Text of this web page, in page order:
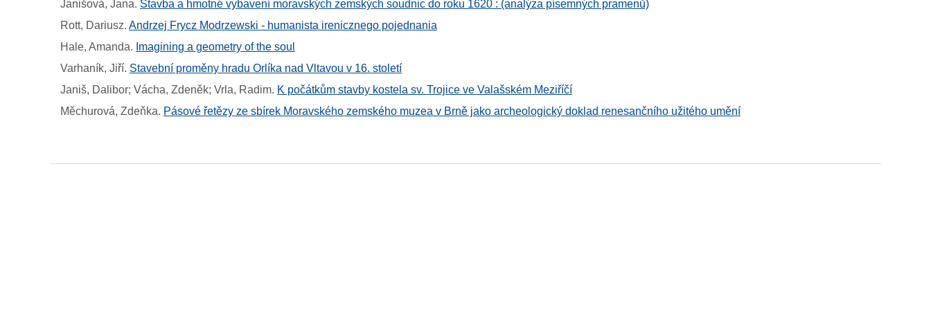
Janišová, Jana. Stavba a hmotné vybavení moravských zemských soudnic do roku 1620 : (analýza písemných pramenů)
Rott, Dariusz. Andrzej Frycz Modrzewski - humanista irenicznego pojednania
Hale, Amanda. Imagining a geometry of the soul
Varhaník, Jiří. Stavební proměny hradu Orlíka nad Vltavou v 16. století
Janiš, Dalibor; Vácha, Zdeněk; Vrla, Radim. K počátkům stavby kostela sv. Trojice ve Valašském Meziříčí
Měchurová, Zdeňka. Pásové řetězy ze sbírek Moravského zemského muzea v Brně jako archeologický doklad renesančního užitého umění